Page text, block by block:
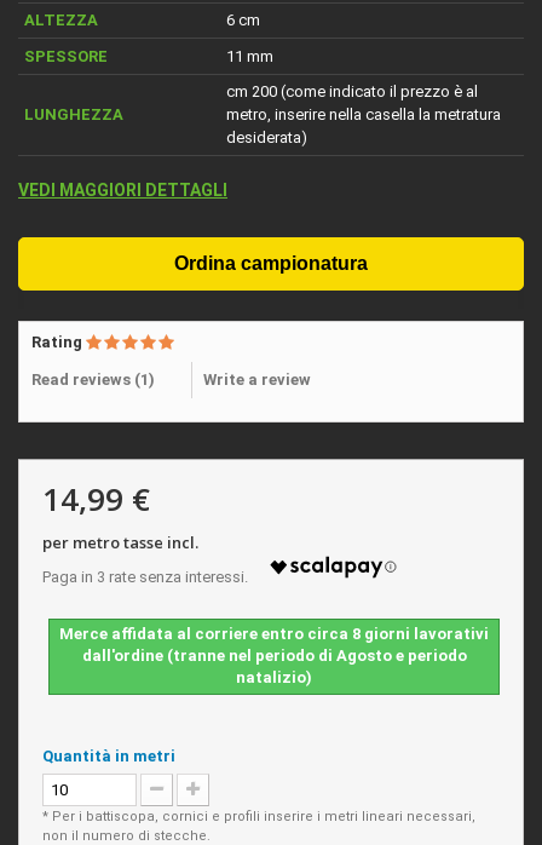
ALTEZZA
6 cm
SPESSORE
11 mm
LUNGHEZZA
cm 200 (come indicato il prezzo è al
metro, inserire nella casella la metratura
desiderata)
VEDI MAGGIORI DETTAGLI
Rating
Read reviews (1) Write a review
14,99 €
per metro tasse incl.
Merce affidata al corriere entro circa 8 giorni lavorativi
dall'ordine (tranne nel periodo di Agosto e periodo
natalizio)
Quantità in metri
* Per i battiscopa, cornici e profili inserire i metri lineari necessari,
non il numero di stecche.